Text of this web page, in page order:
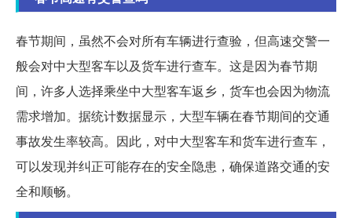
春节期间，虽然不会对所有车辆进行查验，但高速交警一
般会对中大型客车以及货车进行查车。这是因为春节期
间，许多人选择乘坐中大型客车返乡，货车也会因为物流
需求增加。据统计数据显示，大型车辆在春节期间的交通
事故发生率较高。因此，对中大型客车和货车进行查车，
可以发现并纠正可能存在的安全隐患，确保道路交通的安
全和顺畅。